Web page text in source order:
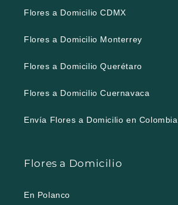
Flores a Domicilio CDMX
Flores a Domicilio Monterrey
Flores a Domicilio Querétaro
Flores a Domicilio Cuernavaca
Envía Flores a Domicilio en Colombia
Flores a Domicilio
En Polanco